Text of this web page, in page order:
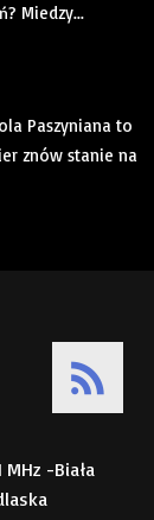
Miedzy...
Paszyniana to
znów stanie na
MHz -Biała